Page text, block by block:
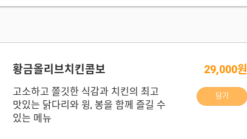
황금올리브치킨콤보
고소하고 쫄깃한 식감과 치킨의 최고
맛있는 닭다리와 윙, 봉을 함께 즐길 수
있는 메뉴
29,000원
담기